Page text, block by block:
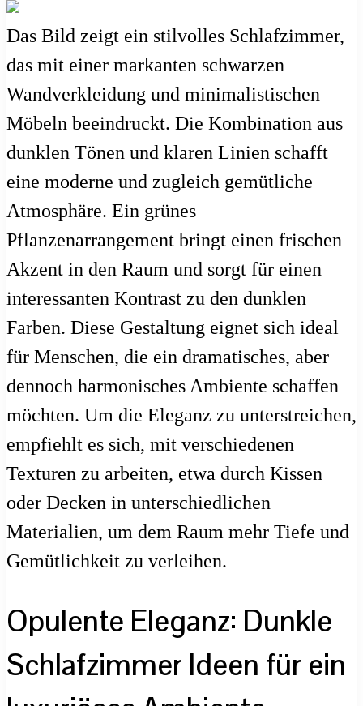
Das Bild zeigt ein stilvolles Schlafzimmer,
das mit einer markanten schwarzen
Wandverkleidung und minimalistischen
Möbeln beeindruckt. Die Kombination aus
dunklen Tönen und klaren Linien schafft
eine moderne und zugleich gemütliche
Atmosphäre. Ein grünes
Pflanzenarrangement bringt einen frischen
Akzent in den Raum und sorgt für einen
interessanten Kontrast zu den dunklen
Farben. Diese Gestaltung eignet sich ideal
für Menschen, die ein dramatisches, aber
dennoch harmonisches Ambiente schaffen
möchten. Um die Eleganz zu unterstreichen,
empfiehlt es sich, mit verschiedenen
Texturen zu arbeiten, etwa durch Kissen
oder Decken in unterschiedlichen
Materialien, um dem Raum mehr Tiefe und
Gemütlichkeit zu verleihen.
Opulente Eleganz: Dunkle
Schlafzimmer Ideen für ein